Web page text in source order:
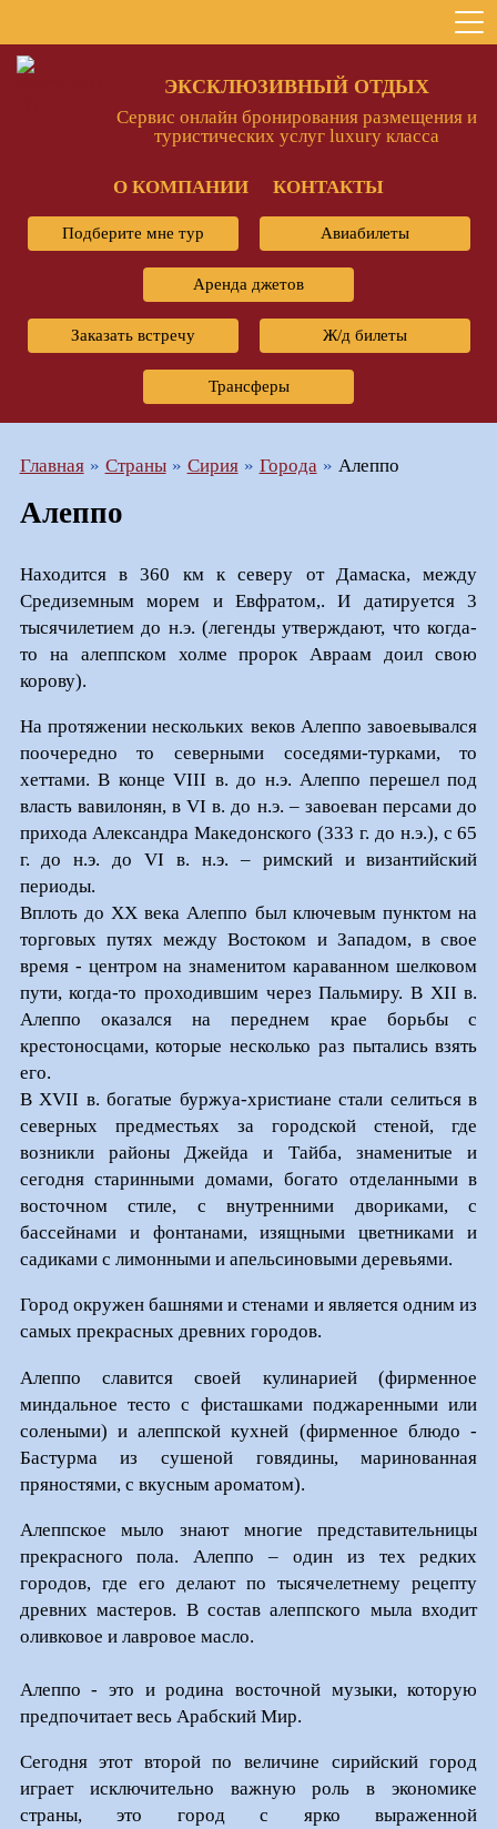
ЭКСКЛЮЗИВНЫЙ ОТДЫХ
Сервис онлайн бронирования размещения и
туристических услуг luxury класса
О КОМПАНИИ КОНТАКТЫ
Подберите мне тур Авиабилеты
Аренда джетов
Заказать встречу Ж/д билеты
Трансферы
Главная Страны Сирия Города Алеппо
Алеппо
Находится в 360 км к северу от Дамаска, между
Средиземным морем и Евфратом,. И датируется 3
тысячилетием до н.э. (легенды утверждают, что когда-
то на алеппском холме пророк Авраам доил свою
корову).
На протяжении нескольких веков Алеппо завоевывался
поочередно то северными соседями-турками, то
хеттами. В конце VIII в. до н.э. Алеппо перешел под
власть вавилонян, в VI в. до н.э. – завоеван персами до
прихода Александра Македонского (333 г. до н.э.), с 65
г. до н.э. до VI в. н.э. – римский и византийский
периоды.
Вплоть до ХХ века Алеппо был ключевым пунктом на
торговых путях между Востоком и Западом, в свое
время - центром на знаменитом караванном шелковом
пути, когда-то проходившим через Пальмиру. В XII в.
Алеппо оказался на переднем крае борьбы с
крестоносцами, которые несколько раз пытались взять
его.
В XVII в. богатые буржуа-христиане стали селиться в
северных предместьях за городской стеной, где
возникли районы Джейда и Тайба, знаменитые и
сегодня старинными домами, богато отделанными в
восточном стиле, с внутренними двориками, с
бассейнами и фонтанами, изящными цветниками и
садиками с лимонными и апельсиновыми деревьями.
Город окружен башнями и стенами и является одним из
самых прекрасных древних городов.
Алеппо славится своей кулинарией (фирменное
миндальное тесто с фисташками поджаренными или
солеными) и алеппской кухней (фирменное блюдо -
Бастурма из сушеной говядины, маринованная
пряностями, с вкусным ароматом).
Алеппское мыло знают многие представительницы
прекрасного пола. Алеппо – один из тех редких
городов, где его делают по тысячелетнему рецепту
древних мастеров. В состав алеппского мыла входит
оливковое и лавровое масло.
Алеппо - это и родина восточной музыки, которую
предпочитает весь Арабский Мир.
Сегодня этот второй по величине сирийский город
играет исключительно важную роль в экономике
страны, это город с ярко выраженной